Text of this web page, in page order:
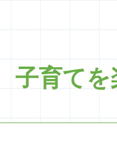
子育てを